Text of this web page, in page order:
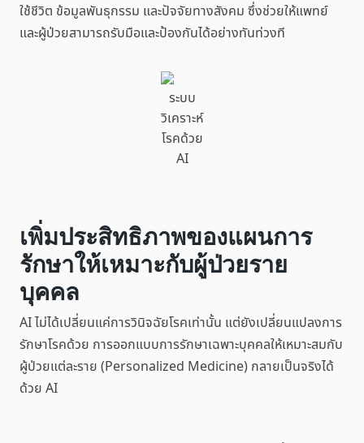
ใช้ชีวิต ข้อมูลพันธุกรรม และปัจจัยทางสังคม ซึ่งช่วยให้แพทย์
และผู้ป่วยสามารถรับมือและป้องกันได้อย่างทันท่วงที
ระบบ
วิเคราะห์
โรคด้วย
AI
เพิ่มประสิทธิภาพของแผนการ
รักษาให้เหมาะกับผู้ป่วยราย
บุคคล
AI ไม่ได้เปลี่ยนแค่การวินิจฉัยโรคเท่านั้น แต่ยังเปลี่ยนแปลงการ
รักษาโรคด้วย การออกแบบการรักษาเฉพาะบุคคลให้เหมาะสมกับ
ผู้ป่วยแต่ละราย (Personalized Medicine) กลายเป็นจริงได้
ด้วย AI